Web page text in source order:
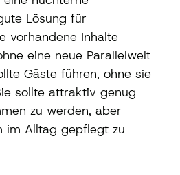
Lösung für
vorhandene Inhalte
eine neue Parallelwelt
Gäste führen, ohne sie
sollte attraktiv genug
zu werden, aber
im Alltag gepflegt zu